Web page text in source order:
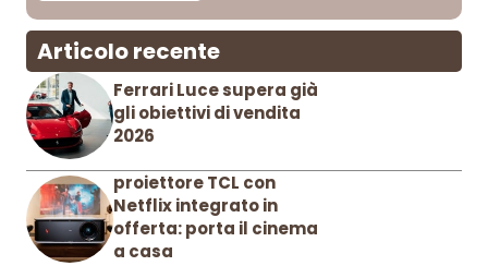
Articolo recente
Ferrari Luce supera già
gli obiettivi di vendita
2026
proiettore TCL con
Netflix integrato in
offerta: porta il cinema
a casa